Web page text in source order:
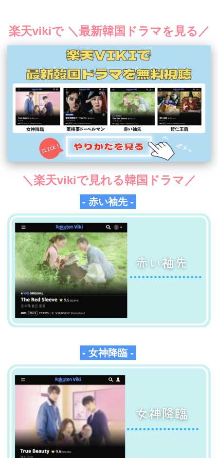
楽天vikiで ＼最新韓国ドラマを見る／
＼楽天vikiで見れる韓国ドラマ／
- 赤い袖先 -
- 女神降臨 -